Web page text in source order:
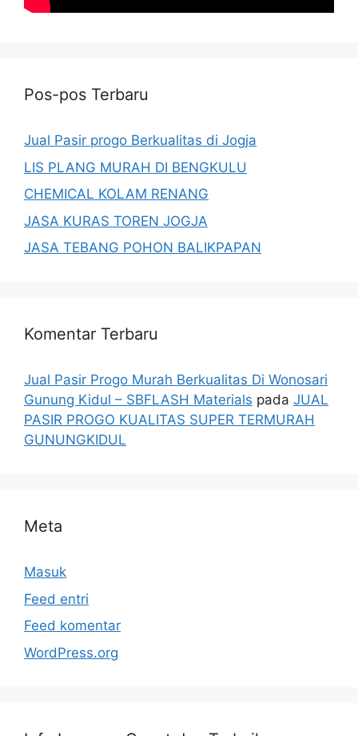
Pos-pos Terbaru
Jual Pasir progo Berkualitas di Jogja
LIS PLANG MURAH DI BENGKULU
CHEMICAL KOLAM RENANG
JASA KURAS TOREN JOGJA
JASA TEBANG POHON BALIKPAPAN
Komentar Terbaru
Jual Pasir Progo Murah Berkualitas Di Wonosari
Gunung Kidul – SBFLASH Materials pada JUAL
PASIR PROGO KUALITAS SUPER TERMURAH
GUNUNGKIDUL
Meta
Masuk
Feed entri
Feed komentar
WordPress.org